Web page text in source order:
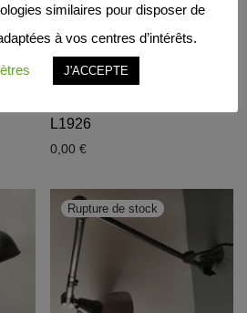
PAIRE
SUSPENSIONS
L1926
0,00 €
similaires pour disposer de
à vos centres d’intérêts.
J'ACCEPTE